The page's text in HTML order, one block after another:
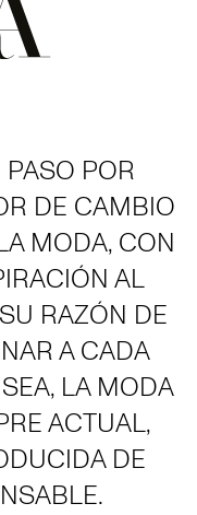
POR
DE CAMBIO
MODA, CON
AL
RAZÓN DE
A CADA
LA MODA
ACTUAL,
DE